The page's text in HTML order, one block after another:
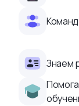
Знаем